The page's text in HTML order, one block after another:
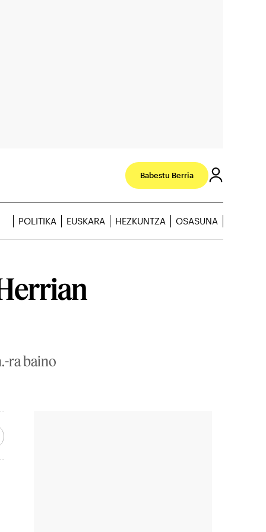
Babestu Berria
POLITIKA EUSKARA HEZKUNTZA OSASUNA
ra baino